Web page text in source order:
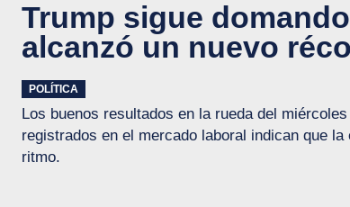
Trump sigue
alcanzó un nuevo
POLÍTICA
Los buenos resultados en la rueda del
registrados en el mercado laboral indican que
ritmo.